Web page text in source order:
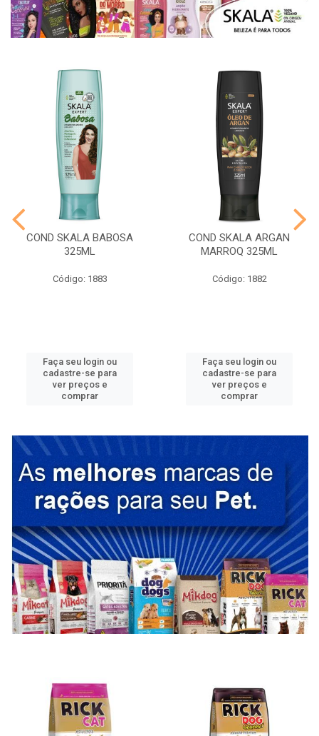
COND SKALA BABOSA
325ML
Código: 1883
Faça seu login ou
cadastre-se para
ver preços e
comprar
COND SKALA ARGAN
MARROQ 325ML
Código: 1882
Faça seu login ou
cadastre-se para
ver preços e
comprar